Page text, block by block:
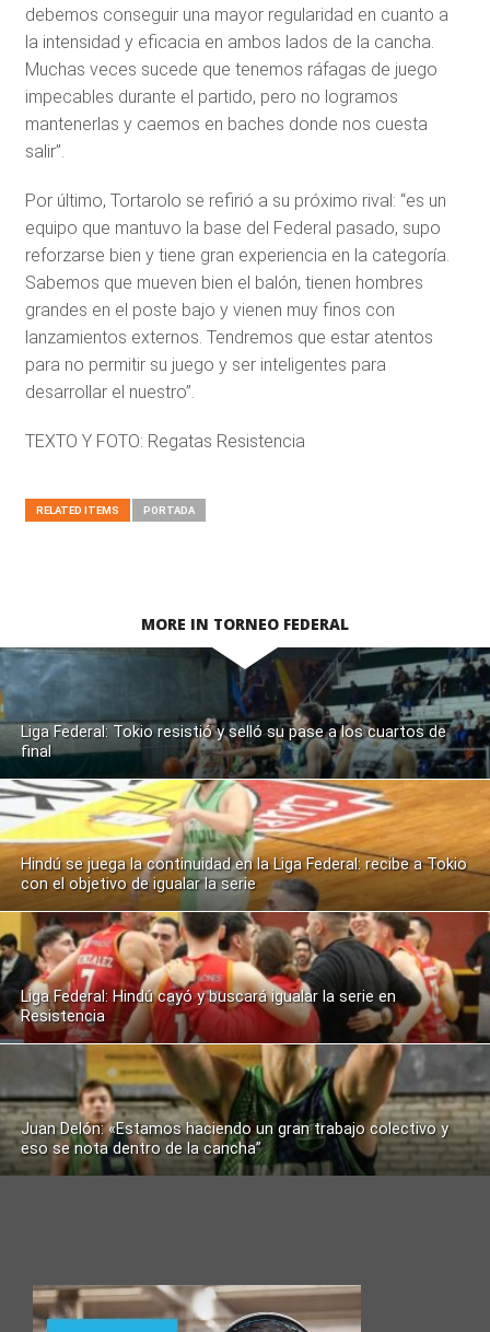
debemos conseguir una mayor regularidad en cuanto a
la intensidad y eficacia en ambos lados de la cancha.
Muchas veces sucede que tenemos ráfagas de juego
impecables durante el partido, pero no logramos
mantenerlas y caemos en baches donde nos cuesta
salir”.
Por último, Tortarolo se refirió a su próximo rival: “es un
equipo que mantuvo la base del Federal pasado, supo
reforzarse bien y tiene gran experiencia en la categoría.
Sabemos que mueven bien el balón, tienen hombres
grandes en el poste bajo y vienen muy finos con
lanzamientos externos. Tendremos que estar atentos
para no permitir su juego y ser inteligentes para
desarrollar el nuestro”.
TEXTO Y FOTO: Regatas Resistencia
RELATED ITEMS PORTADA
MORE IN TORNEO FEDERAL
Liga Federal: Tokio resistió y selló su pase a los cuartos de
final
Hindú se juega la continuidad en la Liga Federal: recibe a Tokio
con el objetivo de igualar la serie
Liga Federal: Hindú cayó y buscará igualar la serie en
Resistencia
Juan Delón: «Estamos haciendo un gran trabajo colectivo y
eso se nota dentro de la cancha”